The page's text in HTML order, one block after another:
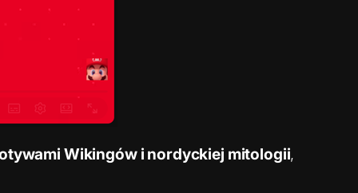
Wikingów i nordyckiej mitologii,